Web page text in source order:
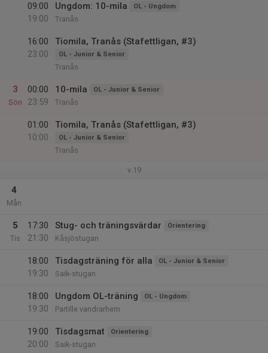
09:00
19:00
Ungdom: 10-mila OL - Ungdom
Tranås
16:00
23:00
Tiomila, Tranås (Stafettligan, #3)
OL - Junior & Senior
Tranås
3
Sön
00:00
23:59
10-mila OL - Junior & Senior
Tranås
01:00
10:00
Tiomila, Tranås (Stafettligan, #3)
OL - Junior & Senior
Tranås
v.19
4
Mån
5
Tis
17:30
21:30
Stug- och träningsvärdar Orientering
Kåsjöstugan
18:00
19:30
Tisdagsträning för alla OL - Junior & Senior
Saik-stugan
18:00
19:30
Ungdom OL-träning OL - Ungdom
Partille vandrarhem
19:00
20:00
Tisdagsmat Orientering
Saik-stugan